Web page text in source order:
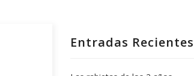
Entradas Recientes